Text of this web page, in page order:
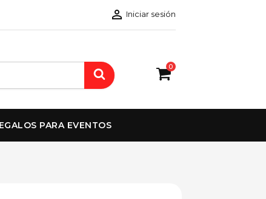
 Iniciar sesión
0
PARA EVENTOS